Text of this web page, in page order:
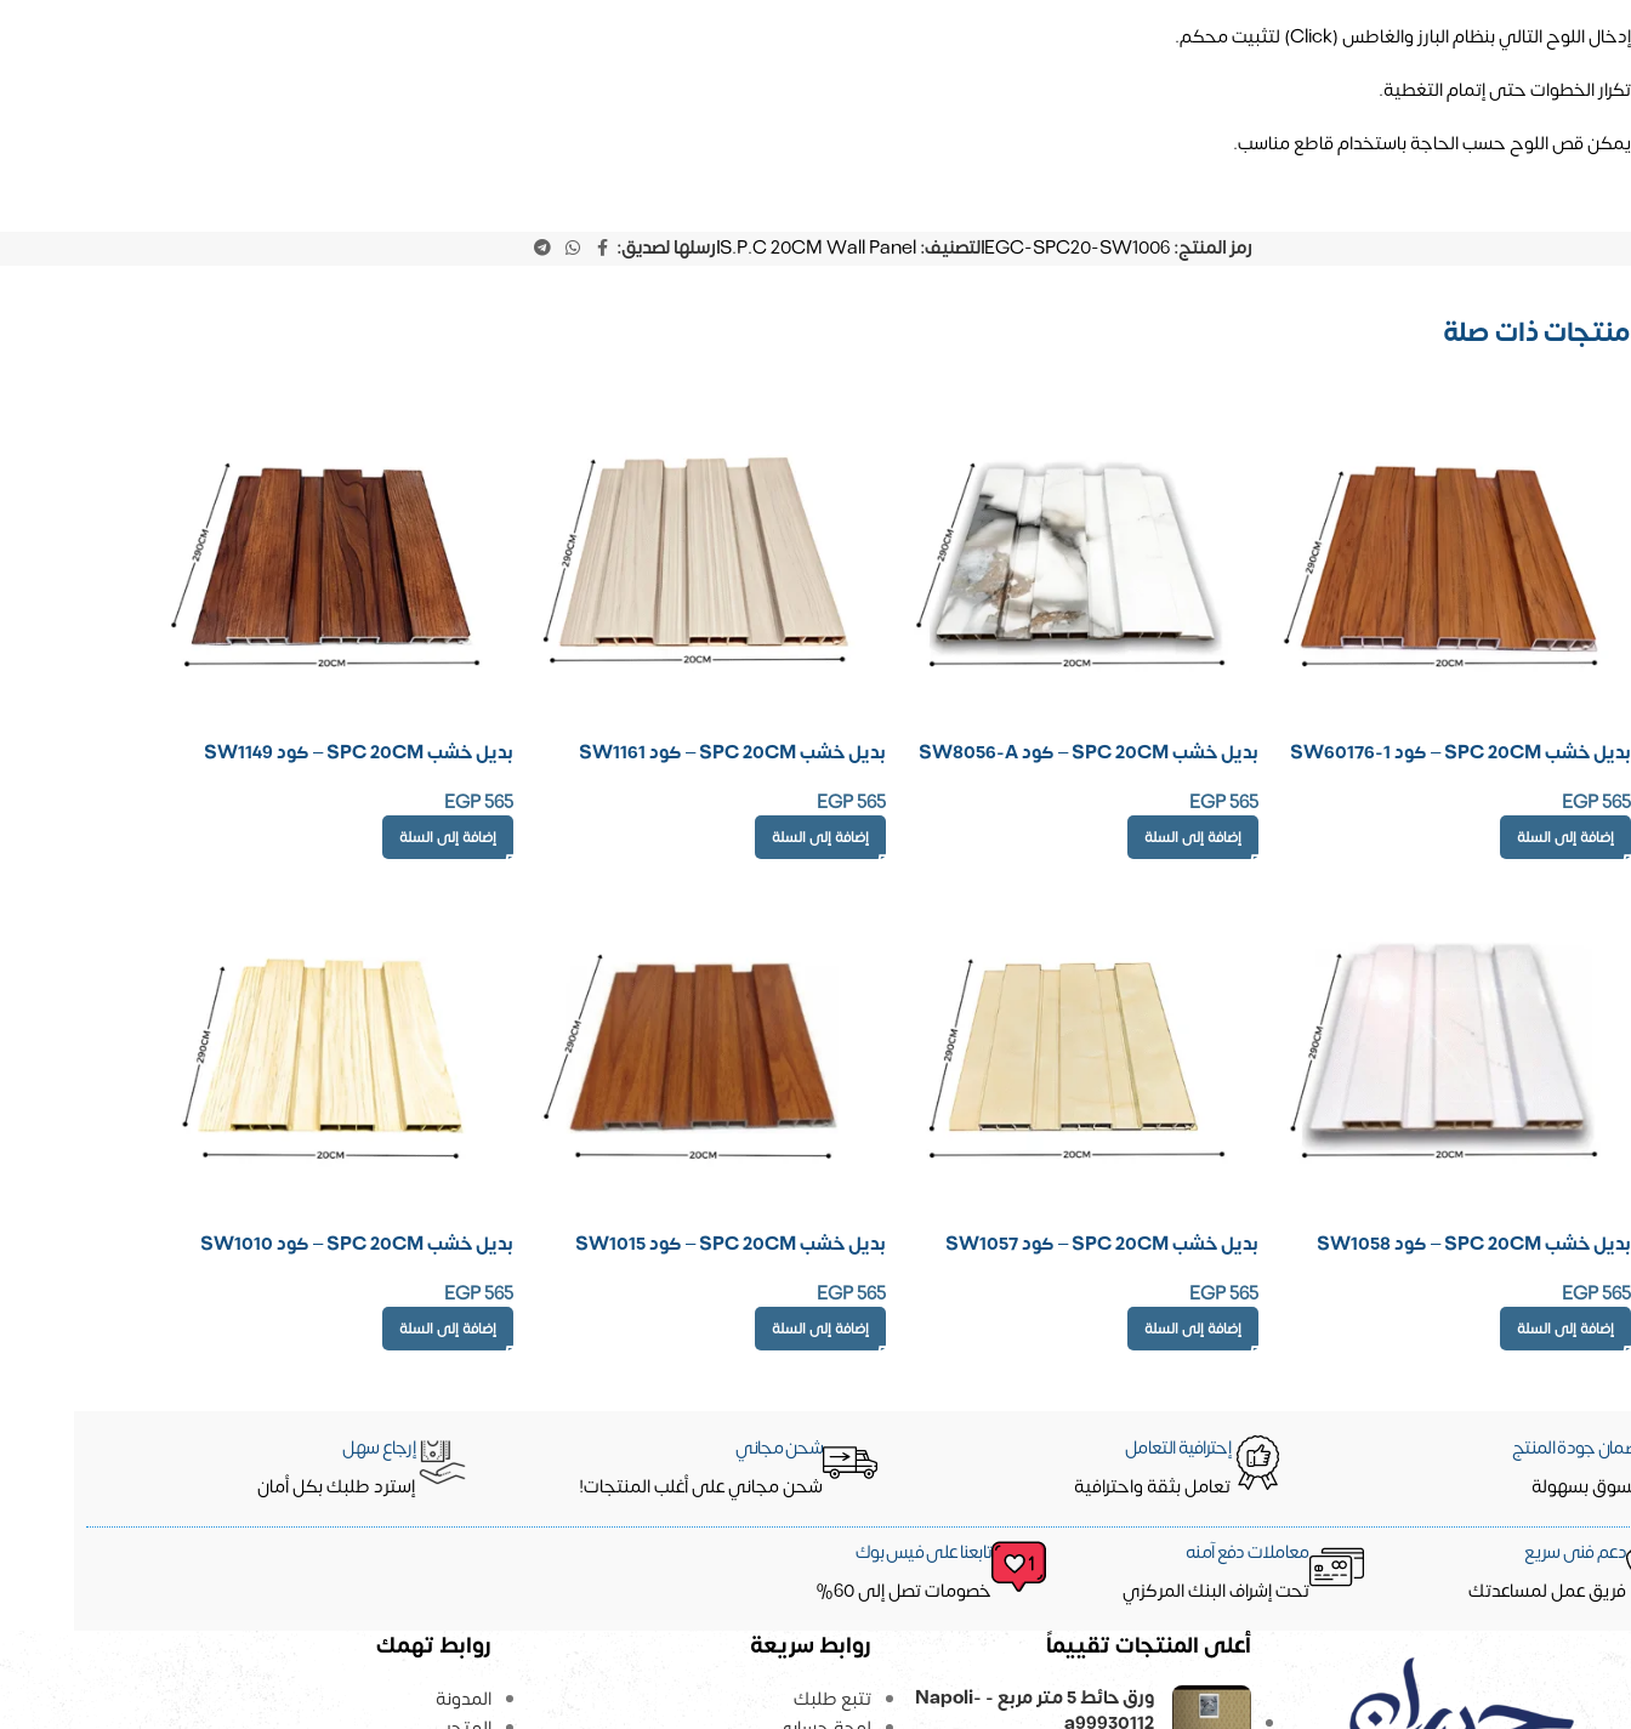
إدخال اللوح التالي بنظام البارز والغاطس (Click) لتثبيت محكم.
تكرار الخطوات حتى إتمام التغطية.
يمكن قص اللوح حسب الحاجة باستخدام قاطع مناسب.
رمز المنتج:EGC-SPC20-SW1006التصنيف:S.P.C 20CM Wall Panelارسلها لصديق:
منتجات ذات صلة
بديل خشب SPC 20CM – كود SW60176-1
EGP565
إضافة إلى السلة
بديل خشب SPC 20CM – كود SW8056-A
EGP565
إضافة إلى السلة
بديل خشب SPC 20CM – كود SW1161
EGP565
إضافة إلى السلة
بديل خشب SPC 20CM – كود SW1149
EGP565
إضافة إلى السلة
بديل خشب SPC 20CM – كود SW1058
EGP565
إضافة إلى السلة
بديل خشب SPC 20CM – كود SW1057
EGP565
إضافة إلى السلة
بديل خشب SPC 20CM – كود SW1015
EGP565
إضافة إلى السلة
بديل خشب SPC 20CM – كود SW1010
EGP565
إضافة إلى السلة
جودة المنتج
بسهولة
إحترافية التعامل
تعامل بثقة واحترافية
شحن مجاني
شحن مجاني على أغلب المنتجات!
إرجاع سهل
إسترد طلبك بكل أمان
دعم فنى سريع
فريق عمل لمساعدتك
معاملات دفع آمنه
تحت إشراف البنك المركزي
تابعنا على فيس بوك
خصومات تصل إلى 60%
أعلى المنتجات تقييماً
ورق حائط 5 متر مربع - Napoli-
a99930112
روابط سريعة
تتبع طلبك
روابط تهمك
المدونة